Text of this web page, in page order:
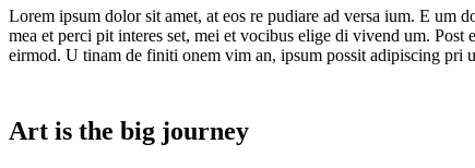
Lorem ipsum dolor sit amet, at eos re pudiare ad versa ium. E um
mea et perci pit interes set, mei et vocibus elige di vivend um.
eirmod. U tinam de finiti onem vim an, ipsum possit adipiscing pri
Art is the big journey